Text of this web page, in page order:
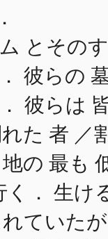
とその
彼らの
彼らは
た 者 ／
の 最も
く． 生け
ていた